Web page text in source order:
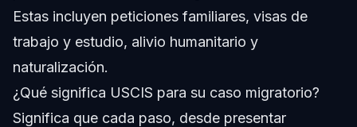
Estas incluyen peticiones familiares, visas de
trabajo y estudio, alivio humanitario y
naturalización.
¿Qué significa USCIS para su caso migratorio?
Significa que cada paso, desde presentar